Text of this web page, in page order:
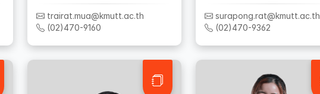
trairat.mua@kmutt.ac.th
(02)470-9160
surapong.rat@kmutt.ac.th
(02)470-9362